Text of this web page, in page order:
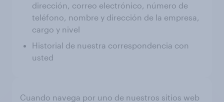
dirección, correo electrónico, número de
teléfono, nombre y dirección de la empresa,
cargo y nivel
Historial de nuestra correspondencia con
usted
Cuando navega por uno de nuestros sitios web